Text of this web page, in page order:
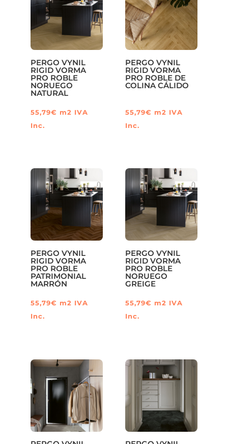
PERGO VYNIL
RIGID VORMA
PRO ROBLE
NORUEGO
NATURAL
55,79€ m2 IVA
Inc.
PERGO VYNIL
RIGID VORMA
PRO ROBLE DE
COLINA CÁLIDO
55,79€ m2 IVA
Inc.
PERGO VYNIL
RIGID VORMA
PRO ROBLE
PATRIMONIAL
MARRÓN
55,79€ m2 IVA
Inc.
PERGO VYNIL
RIGID VORMA
PRO ROBLE
NORUEGO
GREIGE
55,79€ m2 IVA
Inc.